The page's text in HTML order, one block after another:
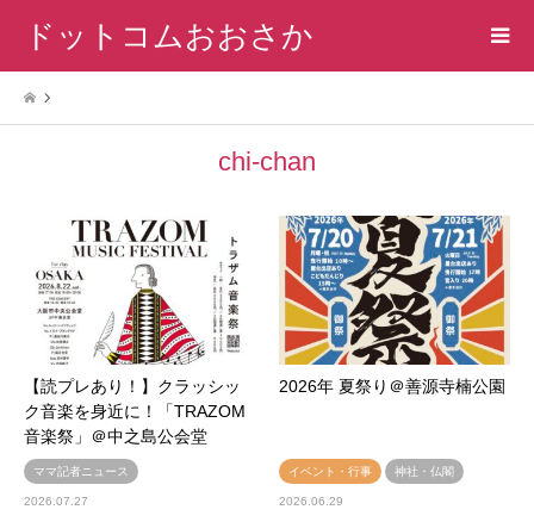
ドットコムおおさか
chi-chan
【読プレあり！】クラッシッ
ク音楽を身近に！「TRAZOM
音楽祭」＠中之島公会堂
ママ記者ニュース
2026.07.27
2026年 夏祭り＠善源寺楠公園
イベント・行事 神社・仏閣
2026.06.29